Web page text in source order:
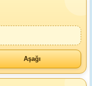
Aşağı